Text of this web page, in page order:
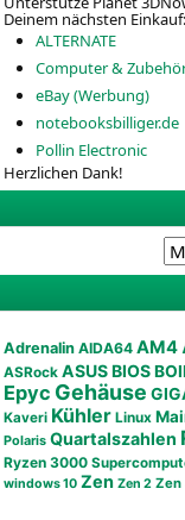
Deinem nächsten Einkauf:
ALTERNATE
Computer &
eBay (Werbung)
notebooksbilliger.de
Pollin Electronic
Herzlichen Dank!
Adrenalin AIDA64 AM4
ASRock ASUSBIOS
Epyc Gehäuse
Kaveri Kühler Linux
Polaris Quartalszahlen
Ryzen 3000
windows 10 Zen Zen 2 Zen